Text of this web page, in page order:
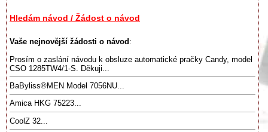
Hledám návod / Žádost o návod
Vaše nejnovější žádosti o návod :
Prosím o zaslání návodu k obsluze automatické pračky Candy, model
CSO 1285TW4/1-S. Děkuji...
BaByliss®️MEN Model 7056NU...
Amica HKG 75223...
CoolZ 32...